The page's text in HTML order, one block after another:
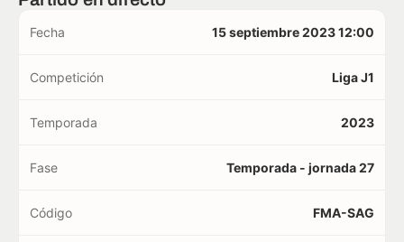
Fecha 15 septiembre 2023 12:00
Competición Liga J1
Temporada 2023
Fase Temporada - jornada 27
Código FMA-SAG